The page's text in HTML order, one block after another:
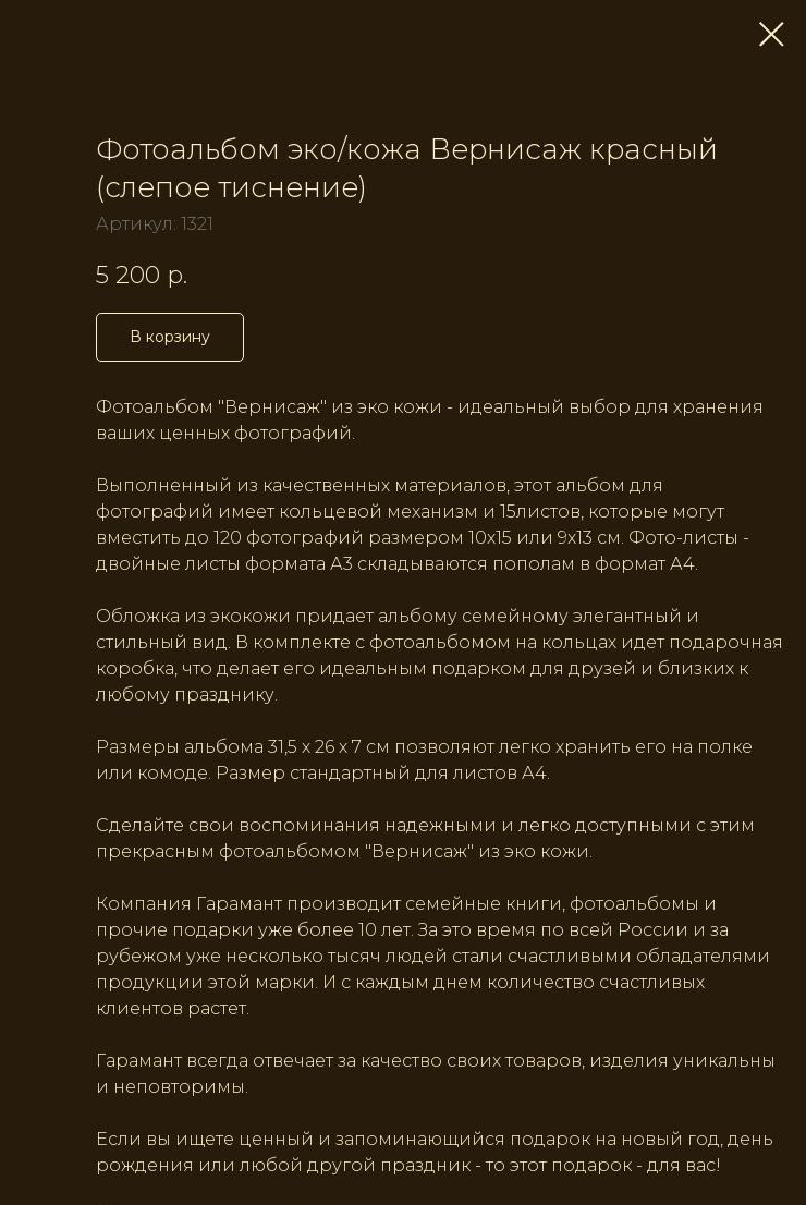
Фотоальбом эко/кожа Вернисаж красный
(слепое тиснение)
Артикул: 1321
5 200 р.
В корзину
Фотоальбом "Вернисаж" из эко кожи - идеальный выбор для хранения
ваших ценных фотографий.
Выполненный из качественных материалов, этот альбом для
фотографий имеет кольцевой механизм и 15листов, которые могут
вместить до 120 фотографий размером 10х15 или 9х13 см. Фото-листы -
двойные листы формата А3 складываются пополам в формат А4.
Обложка из экокожи придает альбому семейному элегантный и
стильный вид. В комплекте с фотоальбомом на кольцах идет подарочная
коробка, что делает его идеальным подарком для друзей и близких к
любому празднику.
Размеры альбома 31,5 х 26 х 7 см позволяют легко хранить его на полке
или комоде. Размер стандартный для листов А4.
Сделайте свои воспоминания надежными и легко доступными с этим
прекрасным фотоальбомом "Вернисаж" из эко кожи.
Компания Гарамант производит семейные книги, фотоальбомы и
прочие подарки уже более 10 лет. За это время по всей России и за
рубежом уже несколько тысяч людей стали счастливыми обладателями
продукции этой марки. И с каждым днем количество счастливых
клиентов растет.
Гарамант всегда отвечает за качество своих товаров, изделия уникальны
и неповторимы.
Если вы ищете ценный и запоминающийся подарок на новый год, день
рождения или любой другой праздник - то этот подарок - для вас!